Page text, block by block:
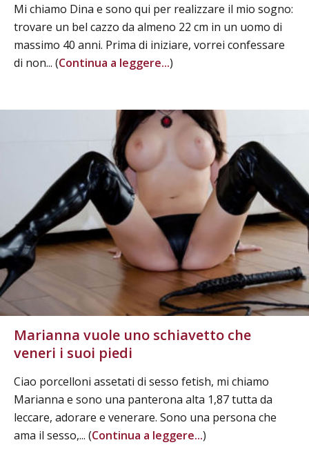
Mi chiamo Dina e sono qui per realizzare il mio sogno:
trovare un bel cazzo da almeno 22 cm in un uomo di
massimo 40 anni. Prima di iniziare, vorrei confessare
di non... (Continua a leggere...)
Marianna vuole uno schiavetto che
veneri i suoi piedi
Ciao porcelloni assetati di sesso fetish, mi chiamo
Marianna e sono una panterona alta 1,87 tutta da
leccare, adorare e venerare. Sono una persona che
ama il sesso,... (Continua a leggere...)